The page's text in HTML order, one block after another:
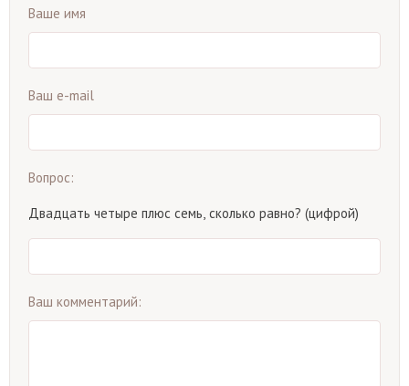
Ваше имя
Ваш e-mail
Вопрос:
Двадцать четыре плюс семь, сколько равно? (цифрой)
Ваш комментарий: